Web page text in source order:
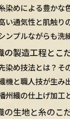
染めによる豊かな
い通気性と肌触り
ンプルながらも洗
の製造工程とこ
染め技法とは？そ
機と職人技が生み
州織の仕上げ加工
の生地と糸のこ